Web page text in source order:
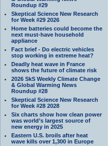
Roundup #29
Skeptical Science New Research
for Week #29 2026
Home batteries could become the
next must-have household
appliance
Fact brief - Do electric vehicles
stop working in extreme heat?
Deadly heat wave in France
shows the future of climate risk
2026 SkS Weekly Climate Change
& Global Warming News
Roundup #28
Skeptical Science New Research
for Week #28 2028
Six charts show how clean power
was world’s largest source of
new energy in 2025
Eastern U.S. broils after heat
wave kills over 1,300 in Europe